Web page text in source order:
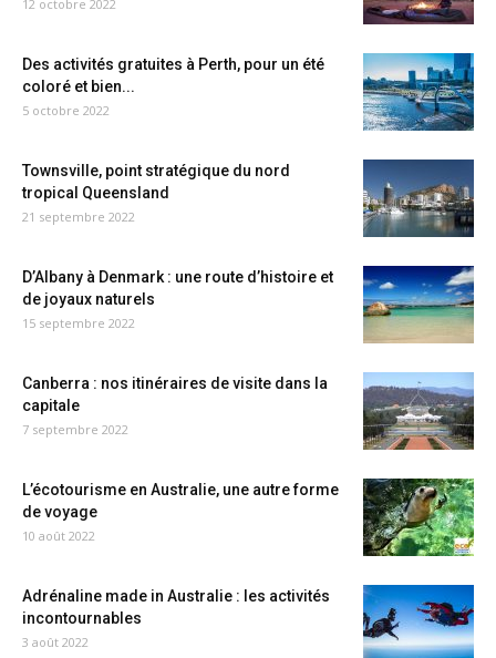
12 octobre 2022
Des activités gratuites à Perth, pour un été
coloré et bien...
5 octobre 2022
Townsville, point stratégique du nord
tropical Queensland
21 septembre 2022
D’Albany à Denmark : une route d’histoire et
de joyaux naturels
15 septembre 2022
Canberra : nos itinéraires de visite dans la
capitale
7 septembre 2022
L’écotourisme en Australie, une autre forme
de voyage
10 août 2022
Adrénaline made in Australie : les activités
incontournables
3 août 2022